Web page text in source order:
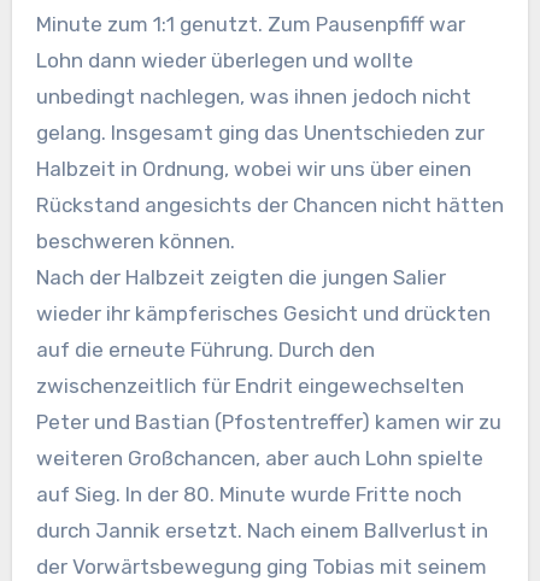
Minute zum 1:1 genutzt. Zum Pausenpfiff war
Lohn dann wieder überlegen und wollte
unbedingt nachlegen, was ihnen jedoch nicht
gelang. Insgesamt ging das Unentschieden zur
Halbzeit in Ordnung, wobei wir uns über einen
Rückstand angesichts der Chancen nicht hätten
beschweren können.
Nach der Halbzeit zeigten die jungen Salier
wieder ihr kämpferisches Gesicht und drückten
auf die erneute Führung. Durch den
zwischenzeitlich für Endrit eingewechselten
Peter und Bastian (Pfostentreffer) kamen wir zu
weiteren Großchancen, aber auch Lohn spielte
auf Sieg. In der 80. Minute wurde Fritte noch
durch Jannik ersetzt. Nach einem Ballverlust in
der Vorwärtsbewegung ging Tobias mit seinem